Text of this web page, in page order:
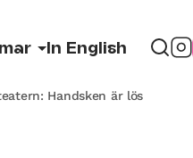
In English
Handsken är lös